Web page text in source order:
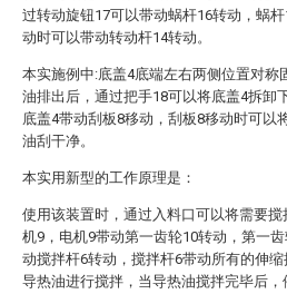
过转动旋钮17可以带动蜗杆16转动，蜗
动时可以带动转动杆14转动。
本实施例中:底盖4底端左右两侧位置对
油排出后，通过把手18可以将底盖4拆卸
底盖4带动刮板8移动，刮板8移动时可以
油刮干净。
本实用新型的工作原理是：
使用该装置时，通过入料口可以将需要
机9，电机9带动第一齿轮10转动，第一
动搅拌杆6转动，搅拌杆6带动所有的伸
导热油进行搅拌，当导热油搅拌完毕后